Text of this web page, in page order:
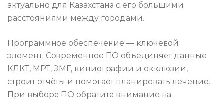
актуально для Казахстана с его большими
расстояниями между городами.
Программное обеспечение — ключевой
элемент. Современное ПО объединяет данные
КЛКТ, МРТ, ЭМГ, киниографии и окклюзии,
строит отчёты и помогает планировать лечение.
При выборе ПО обратите внимание на